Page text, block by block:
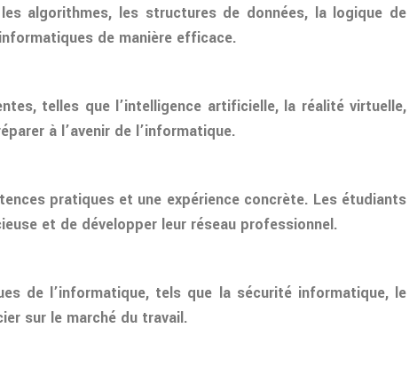
algorithmes, les structures de données, la logique de
de manière efficace.
telles que l’intelligence artificielle, la réalité virtuelle,
à l’avenir de l’informatique.
pratiques et une expérience concrète. Les étudiants
et de développer leur réseau professionnel.
de l’informatique, tels que la sécurité informatique, le
sur le marché du travail.